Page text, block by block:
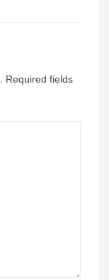
Required fields